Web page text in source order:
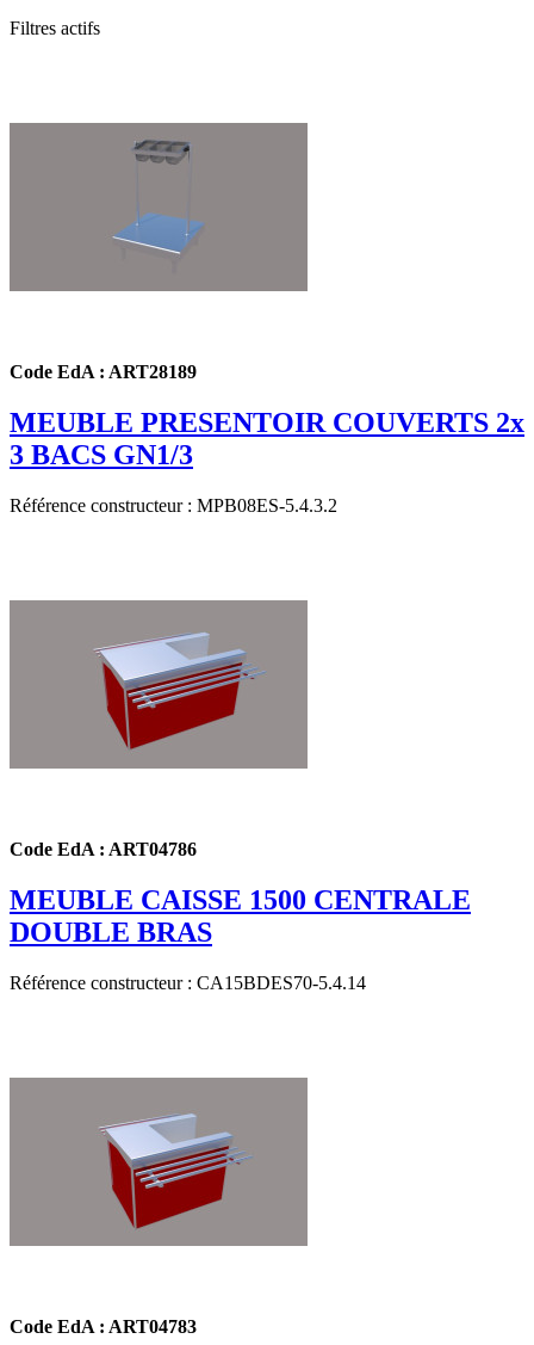
Filtres actifs
Code EdA : ART28189
MEUBLE PRESENTOIR COUVERTS 2x
3 BACS GN1/3
Référence constructeur : MPB08ES-5.4.3.2
Code EdA : ART04786
MEUBLE CAISSE 1500 CENTRALE
DOUBLE BRAS
Référence constructeur : CA15BDES70-5.4.14
Code EdA : ART04783